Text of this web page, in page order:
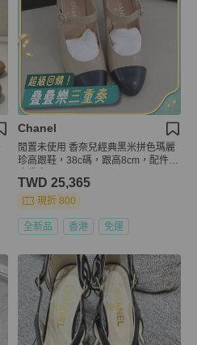
Chanel
閒置未使用 香奈兒經典黑米拼色瑪麗
珍高跟鞋，38c碼，跟高8cm，配件防
TWD 25,365
現折 800
全新品 香港 免運